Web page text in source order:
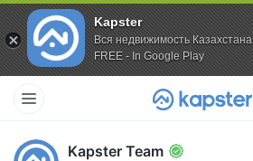
Kapster
Вся недвижимость Казахстана
FREE - In Google Play
Kapster Team